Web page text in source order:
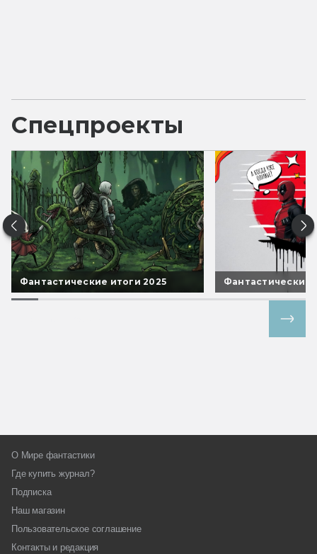
Спецпроекты
Фантастические итоги 2025 Фантастические
О Мире фантастики
Где купить журнал?
Подписка
Наш магазин
Пользовательское соглашение
Контакты и редакция